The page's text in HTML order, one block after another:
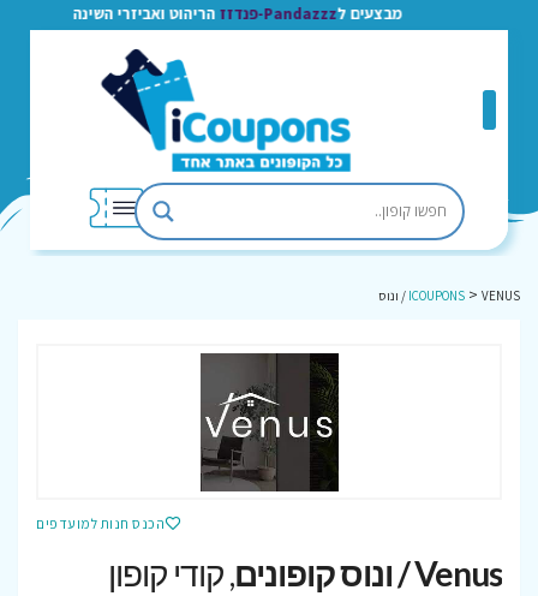
מבצעים ל Pandazzz-פנדזז הריהוט ואביזרי השינה
ICOUPONS > VENUS / ונוס
הכנס חנות למועדפים
Venus / ונוס קופונים
, קודי קופון